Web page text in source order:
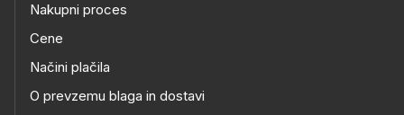
Nakupni proces
Cene
Načini plačila
O prevzemu blaga in dostavi